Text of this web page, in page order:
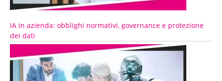
IA in azienda: obblighi normativi, governance e protezione
dei dati